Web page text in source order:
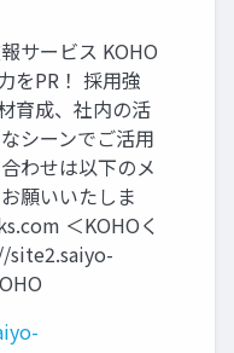
サービス KOHO
をPR！ 採⽤強
成、社内の活
シーンでご活⽤
わせは以下のメ
願いいたしま
＜KOHOく
site2.saiyo-